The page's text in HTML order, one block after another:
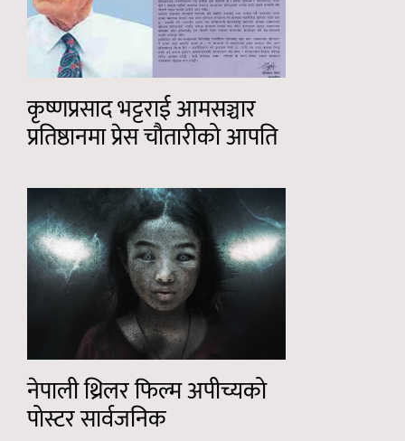
कृष्णप्रसाद भट्टराई आमसञ्चार
प्रतिष्ठानमा प्रेस चौतारीको आपति
नेपाली थ्रिलर फिल्म अपीच्यको
पोस्टर सार्वजनिक